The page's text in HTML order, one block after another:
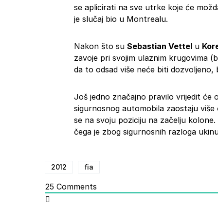
se aplicirati na sve utrke koje će
je slučaj bio u Montrealu.
Nakon što su Sebastian Vettel u
zavoje pri svojim ulaznim krugovima
da to odsad više neće biti dozvoljeno,
Još jedno značajno pravilo vrijedit će
sigurnosnog automobila zaostaju
se na svoju poziciju na začelju
čega je zbog sigurnosnih razloga
2012 fia
25 Comments